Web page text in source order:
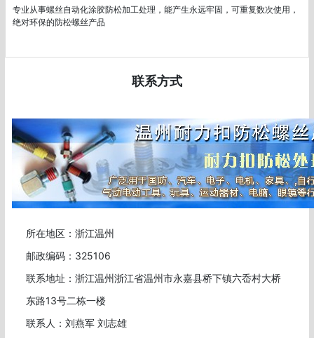
专业从事螺丝自动化涂胶防松加工处理，能产生永远牢固，可重复数次使用，
绝对环保的防松螺丝产品
联系方式
所在地区：浙江温州
邮政编码：325106
联系地址：浙江温州浙江省温州市永嘉县桥下镇六岙村大桥
东路13号二栋一楼
联系人：刘燕军 刘志雄